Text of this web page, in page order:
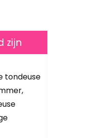
Man’Stuff
zijn
tondeuse